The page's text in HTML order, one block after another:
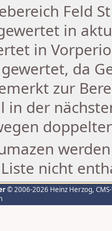
Feld
in
in
da
zur
in der
nicht
© 2006-2026 Heinz Herzog,